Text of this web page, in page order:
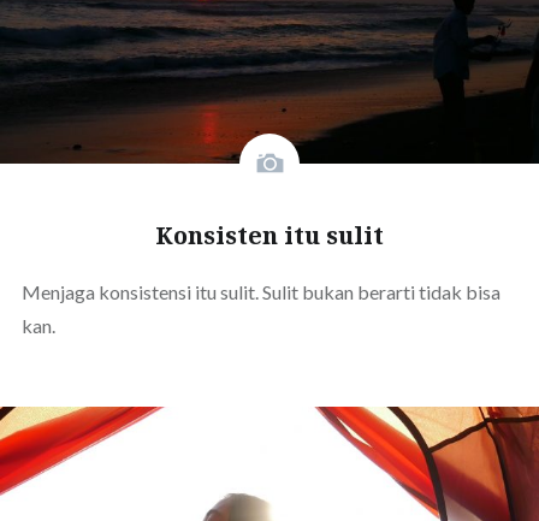
Konsisten itu sulit
Menjaga konsistensi itu sulit. Sulit bukan berarti tidak bisa
kan.